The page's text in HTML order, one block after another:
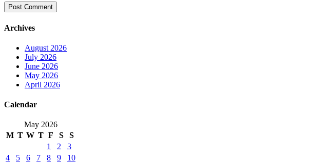
Archives
August 2026
July 2026
June 2026
May 2026
April 2026
Calendar
May 2026
M T W T F S
S
1
2
3
4
5 6 7 8 9
10